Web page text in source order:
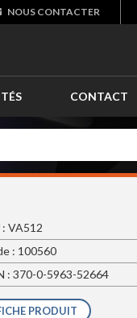
NOUS CONTACTER
CONTACT
: VA512
: 100560
: 370-0-5963-52664
PRODUIT